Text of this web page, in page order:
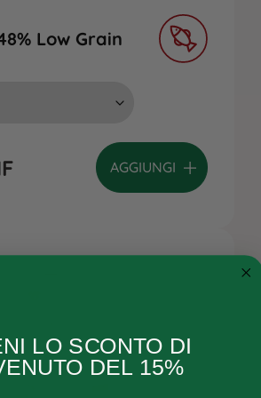
Gatto
Low Grain
AGGIUNGI
LO SCONTO DI
DEL 15%